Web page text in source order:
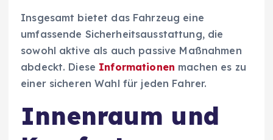
Insgesamt bietet das Fahrzeug eine
umfassende Sicherheitsausstattung, die
sowohl aktive als auch passive Maßnahmen
abdeckt. Diese Informationen machen es zu
einer sicheren Wahl für jeden Fahrer.
Innenraum und